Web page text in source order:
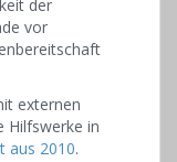
der
vor
externen
Hilfs­werke in
aus 2010.